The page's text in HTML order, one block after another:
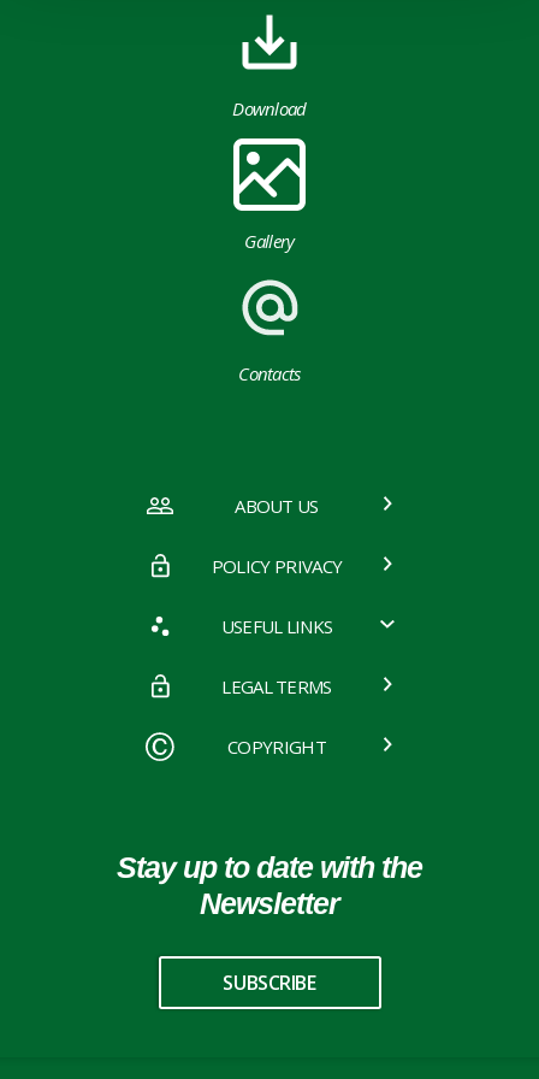
Download
Gallery
Contacts
ABOUT US
POLICY PRIVACY
USEFUL LINKS
LEGAL TERMS
COPYRIGHT
Stay up to date with the
Newsletter
SUBSCRIBE